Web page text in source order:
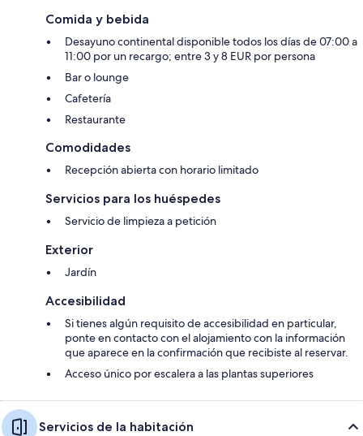
Comida y bebida
Desayuno continental disponible todos los días de 07:00 a
11:00 por un recargo; entre 3 y 8 EUR por persona
Bar o lounge
Cafetería
Restaurante
Comodidades
Recepción abierta con horario limitado
Servicios para los huéspedes
Servicio de limpieza a petición
Exterior
Jardín
Accesibilidad
Si tienes algún requisito de accesibilidad en particular,
ponte en contacto con el alojamiento con la información
que aparece en la confirmación que recibiste al reservar.
Acceso único por escalera a las plantas superiores
Servicios de la habitación